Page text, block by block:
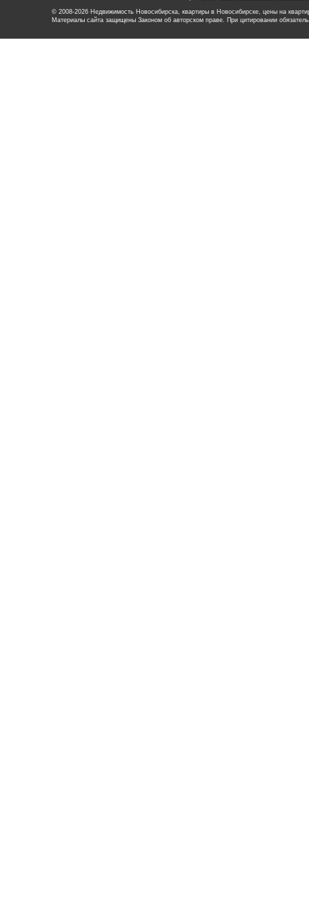
© 2008-2026 Недвижимость Новосибирска, квартиры в Новосибирске, цены на
Материалы сайта защищены Законом об авторском праве. При цитировании